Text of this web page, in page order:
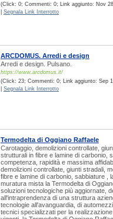
(Click: 0; Commenti: 0; Link aggiunto: Nov
Segnala Link Interrotto
ARCDOMUS. Arredi e design
Arredi e design. Pulsano.
https://www.arcdomus.it/
(Click: 23; Commenti: 0; Link aggiunto: Sep
Segnala Link Interrotto
Termodelta di Oggiano Raffaele
Carotaggio, demolizioni controllate,
strutturali in fibre e lamine di carbonio,
competenza, rapidità e massima
demolizioni controllate, giunti stradali,
fibre e lamine di carbonio, sabbiature ,
muratura mista la Termodelta di
soluzioni tecnologiche più aggiornate,
all'intraprendenza di una struttura
tecnologie all'avanguardia, di
tecnici specializzati per la